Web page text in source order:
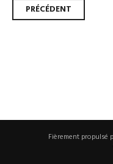
Navigation
PRÉCÉDENT
Fièrement propulsé